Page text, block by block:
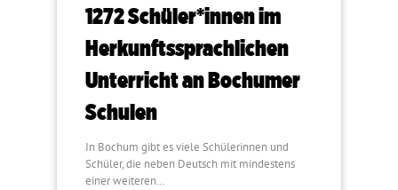
1272 Schüler*innen im
Herkunftssprachlichen
Unterricht an Bochumer
Schulen
In Bochum gibt es viele Schülerinnen und
Schüler, die neben Deutsch mit mindestens
einer weiteren…